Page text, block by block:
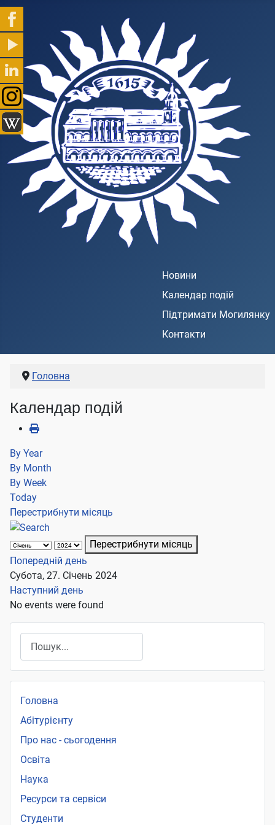
Новини
Календар подій
Підтримати Могилянку
Контакти
Головна
Календар подій
By Year
By Month
By Week
Today
Перестрибнути місяць
Перестрибнути місяць
Попередній день
Субота, 27. Січень 2024
Наступний день
No events were found
Головна
Абітурієнту
Про нас - сьогодення
Освіта
Наука
Ресурси та сервіси
Студенти